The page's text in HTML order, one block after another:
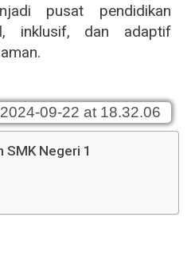
pusat pendidikan
inklusif, dan adaptif
SMK Negeri 1